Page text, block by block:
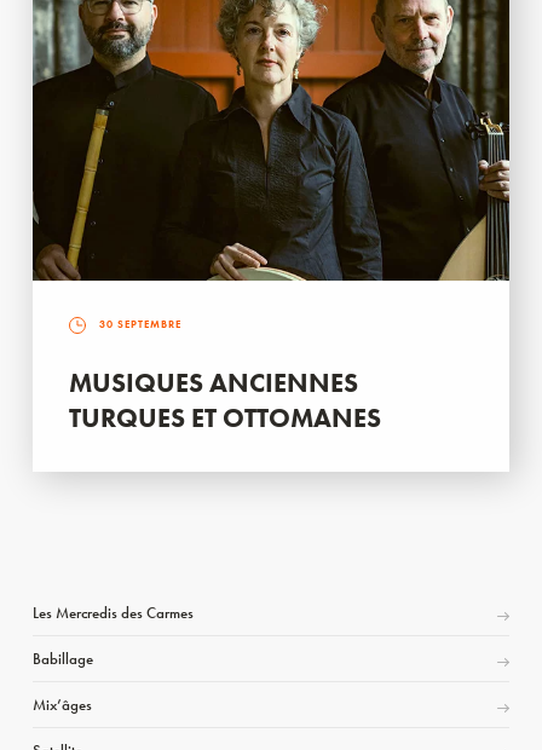
30 SEPTEMBRE
MUSIQUES ANCIENNES
TURQUES ET OTTOMANES
Les Mercredis des Carmes
Babillage
Mix’âges